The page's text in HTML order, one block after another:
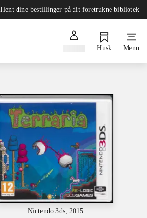
Hent dine bestillinger på dit foretrukne bibliotek
Husk Menu
Nintendo 3ds, 2015